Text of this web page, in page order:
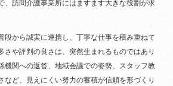
、訪問介護事業所にはますます大きな役割が求
段から誠実に連携し、丁寧な仕事を積み重ねて
さや評判の良さは、突然生まれるものではあり
機関への返答、地域会議での姿勢、スタッフ教
など、見えにくい努力の蓄積が信頼を形づくり